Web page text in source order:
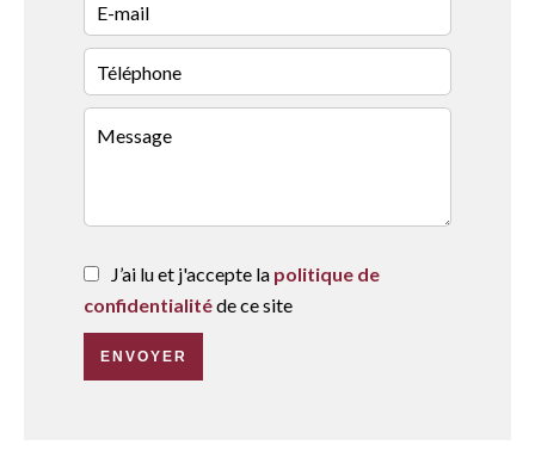
J’ai lu et j'accepte la politique de
confidentialitéde ce site
ENVOYER